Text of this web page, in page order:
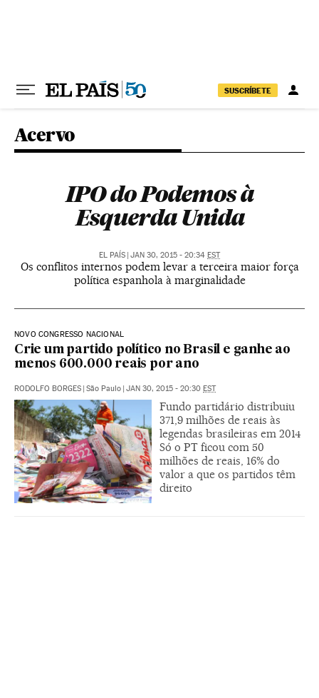
SUSCRÍBETE
Acervo
IPO do Podemos à
Esquerda Unida
EL PAÍS | JAN 30, 2015 - 20:34 EST
Os conflitos internos podem levar a terceira maior força
política espanhola à marginalidade
NOVO CONGRESSO NACIONAL
Crie um partido político no Brasil e ganhe ao
menos 600.000 reais por ano
RODOLFO BORGES | São Paulo | JAN 30, 2015 - 20:30 EST
Fundo partidário distribuiu
371,9 milhões de reais às
legendas brasileiras em 2014
Só o PT ficou com 50
milhões de reais, 16% do
valor a que os partidos têm
direito